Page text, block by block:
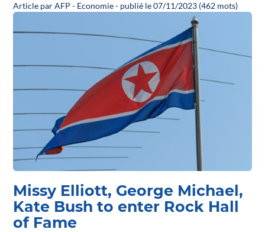
Article par AFP - Economie - publié le 07/11/2023 (462 mots)
Missy Elliott, George Michael,
Kate Bush to enter Rock Hall
of Fame